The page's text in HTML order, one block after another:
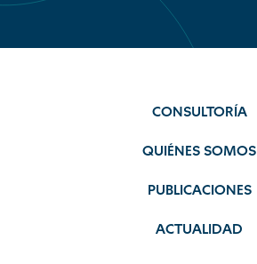
CONSULTORÍA
QUIÉNES SOMOS
PUBLICACIONES
ACTUALIDAD